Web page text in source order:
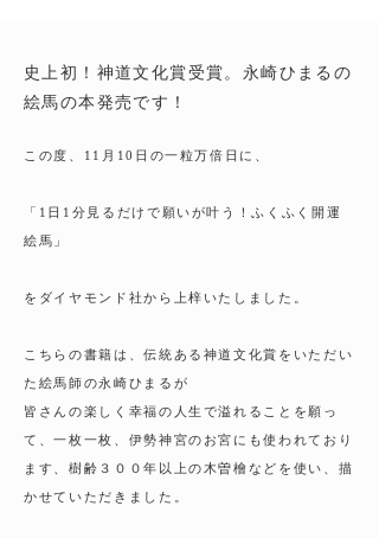
史上初！神道文化賞受賞。永崎ひまるの
絵馬の本発売です！
この度、11月10日の一粒万倍日に、
「1日1分見るだけで願いが叶う！ふくふく開運
絵馬」
をダイヤモンド社から上梓いたしました。
こちらの書籍は、伝統ある神道文化賞をいただい
た絵馬師の永崎ひまるが
皆さんの楽しく幸福の人生で溢れることを願っ
て、一枚一枚、伊勢神宮のお宮にも使われており
ます、樹齢３００年以上の木曽檜などを使い、描
かせていただきました。